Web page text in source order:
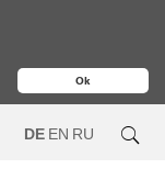
Ok
DE EN RU